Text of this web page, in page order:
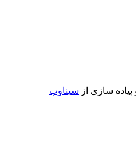
سازی از سیناوب